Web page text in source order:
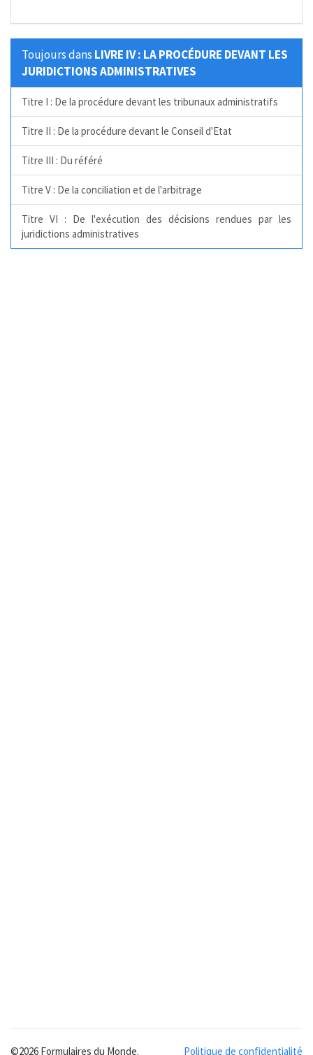
Toujours dans LIVRE IV : LA PROCÉDURE DEVANT LES
JURIDICTIONS ADMINISTRATIVES
Titre I : De la procédure devant les tribunaux administratifs
Titre II : De la procédure devant le Conseil d'Etat
Titre III : Du référé
Titre V : De la conciliation et de l'arbitrage
Titre VI : De l'exécution des décisions rendues par les
juridictions administratives
©2026 Formulaires du Monde. Politique de confidentialité